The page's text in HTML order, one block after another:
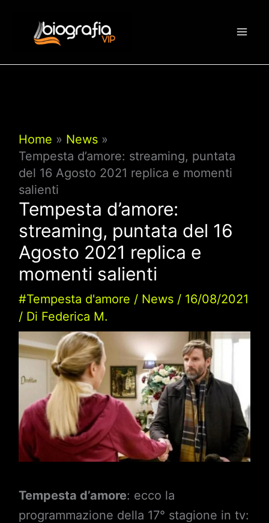
contenuto
Home
News
Tempesta d’amore: streaming, puntata
del 16 Agosto 2021 replica e momenti
salienti
Tempesta d’amore:
streaming, puntata del 16
Agosto 2021 replica e
momenti salienti
#Tempesta d'amore / News/ 16/08/2021
/ Di Federica M.
Tempesta d’amore: ecco la
programmazione della 17° stagione in tv: